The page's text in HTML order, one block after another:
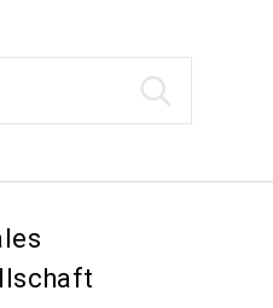
Suche starten